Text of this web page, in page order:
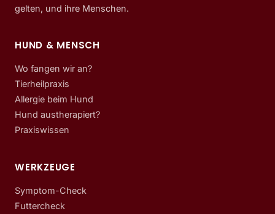
gelten, und ihre Menschen.
HUND & MENSCH
Wo fangen wir an?
Tierheilpraxis
Allergie beim Hund
Hund austherapiert?
Praxiswissen
WERKZEUGE
Symptom-Check
Futtercheck